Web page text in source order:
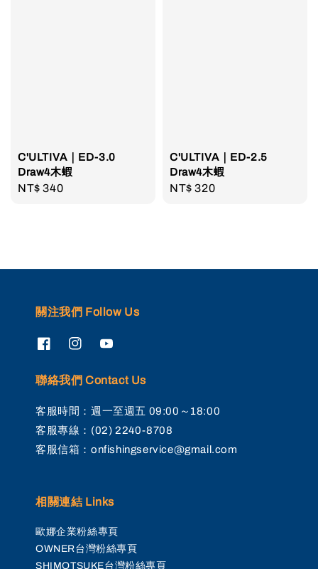
C'ULTIVA｜ED-3.0
Draw4木蝦
Regular
NT$ 340
C'ULTIVA｜ED-2.5
Draw4木蝦
Regular
NT$ 320
關注我們 Follow Us
聯絡我們 Contact Us
客服時間：週一至週五 09:00～18:00
客服專線：(02) 2240-8708
客服信箱：onfishingservice@gmail.com
相關連結 Links
歐娜企業粉絲專頁
OWNER台灣粉絲專頁
SHIMOTSUKE台灣粉絲專頁